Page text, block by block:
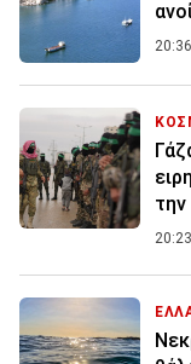
20:36
20:23